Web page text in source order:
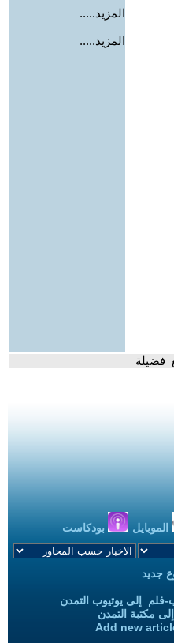
المزيد.....
المزيد.....
الموبايل بودكاست
جديد
فلم إلى يوتيوب التمدن
مكتبة التمدن
Add new